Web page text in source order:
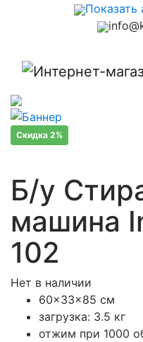
Показать
Скидка 2%
Б/у
машина
102
Нет в наличии
60x33x85 см
загрузка: 3.5 кг
отжим при 1000